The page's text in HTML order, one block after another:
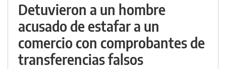
Detuvieron a un hombre
acusado de estafar a un
comercio con comprobantes de
transferencias falsos